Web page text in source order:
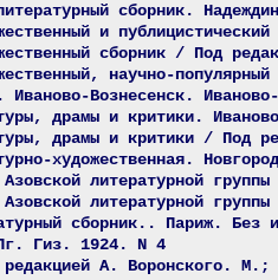
сборник.
и
сборник / Под
научно-
Вознесенск.
драмы и критики.
драмы и критики / Под
художественная.
литературной
Азовской литературной
сборник.. Париж.
Гиз. 1924. N 4
А. Воронского.